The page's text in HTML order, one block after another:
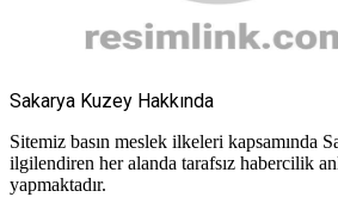
Sakarya Kuzey Hakkında
Sitemiz basın meslek ilkeleri kapsamında
ilgilendiren her alanda tarafsız habercilik
yapmaktadır.